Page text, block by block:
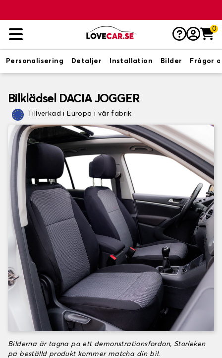
0
Personalisering Detaljer Installation Bilder Frågor
Bilklädsel DACIA JOGGER
Tillverkad i Europa i vår fabrik
Bilderna är tagna pa ett demonstrationsfordon, Storleken
pa beställd produkt kommer matcha din bil.